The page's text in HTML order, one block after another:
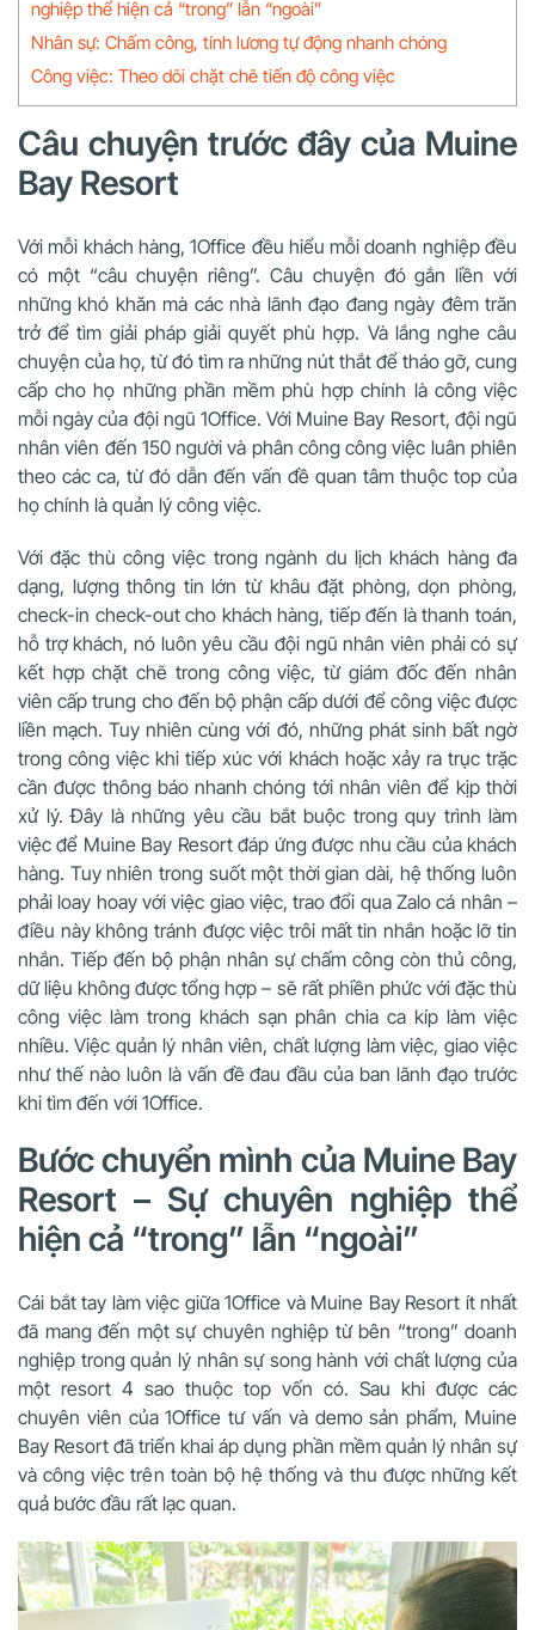
nghiệp thể hiện cả “trong” lẫn “ngoài”
Nhân sự: Chấm công, tính lương tự động nhanh chóng
Công việc: Theo dõi chặt chẽ tiến độ công việc
Câu chuyện trước đây của Muine
Bay Resort
Với mỗi khách hàng, 1Office đều hiểu mỗi doanh nghiệp đều
có một “câu chuyện riêng”. Câu chuyện đó gắn liền với
những khó khăn mà các nhà lãnh đạo đang ngày đêm trăn
trở để tìm giải pháp giải quyết phù hợp. Và lắng nghe câu
chuyện của họ, từ đó tìm ra những nút thắt để tháo gỡ, cung
cấp cho họ những phần mềm phù hợp chính là công việc
mỗi ngày của đội ngũ 1Office. Với Muine Bay Resort, đội ngũ
nhân viên đến 150 người và phân công công việc luân phiên
theo các ca, từ đó dẫn đến vấn đề quan tâm thuộc top của
họ chính là quản lý công việc.
Với đặc thù công việc trong ngành du lịch khách hàng đa
dạng, lượng thông tin lớn từ khâu đặt phòng, dọn phòng,
check-in check-out cho khách hàng, tiếp đến là thanh toán,
hỗ trợ khách, nó luôn yêu cầu đội ngũ nhân viên phải có sự
kết hợp chặt chẽ trong công việc, từ giám đốc đến nhân
viên cấp trung cho đến bộ phận cấp dưới để công việc được
liền mạch. Tuy nhiên cùng với đó, những phát sinh bất ngờ
trong công việc khi tiếp xúc với khách hoặc xảy ra trục trặc
cần được thông báo nhanh chóng tới nhân viên để kịp thời
xử lý. Đây là những yêu cầu bắt buộc trong quy trình làm
việc để Muine Bay Resort đáp ứng được nhu cầu của khách
hàng. Tuy nhiên trong suốt một thời gian dài, hệ thống luôn
phải loay hoay với việc giao việc, trao đổi qua Zalo cá nhân –
điều này không tránh được việc trôi mất tin nhắn hoặc lỡ tin
nhắn. Tiếp đến bộ phận nhân sự chấm công còn thủ công,
dữ liệu không được tổng hợp – sẽ rất phiền phức với đặc thù
công việc làm trong khách sạn phân chia ca kíp làm việc
nhiều. Việc quản lý nhân viên, chất lượng làm việc, giao việc
như thế nào luôn là vấn đề đau đầu của ban lãnh đạo trước
khi tìm đến với 1Office.
Bước chuyển mình của Muine Bay
Resort – Sự chuyên nghiệp thể
hiện cả “trong” lẫn “ngoài”
Cái bắt tay làm việc giữa 1Office và Muine Bay Resort ít nhất
đã mang đến một sự chuyên nghiệp từ bên “trong” doanh
nghiệp trong quản lý nhân sự song hành với chất lượng của
một resort 4 sao thuộc top vốn có. Sau khi được các
chuyên viên của 1Office tư vấn và demo sản phẩm, Muine
Bay Resort đã triển khai áp dụng phần mềm quản lý nhân sự
và công việc trên toàn bộ hệ thống và thu được những kết
quả bước đầu rất lạc quan.